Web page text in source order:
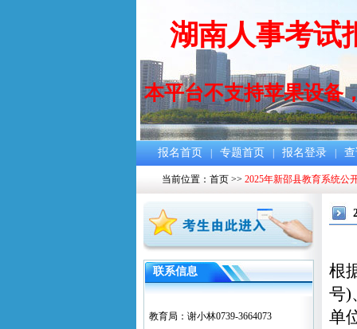
湖南人事考试
本平台不支持苹果设备
报名首页 专题首页 报名登录
当前位置： 首页 >> 2025年新邵县教育系统公
联系信息
教育局：谢小林0739-3664073
根
号)
单